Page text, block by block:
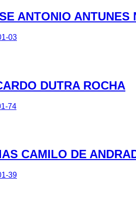
ANTONIO ANTUNES
03
DUTRA ROCHA
74
CAMILO DE
39